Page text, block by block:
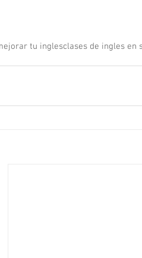
tu inglesclases de ingles en